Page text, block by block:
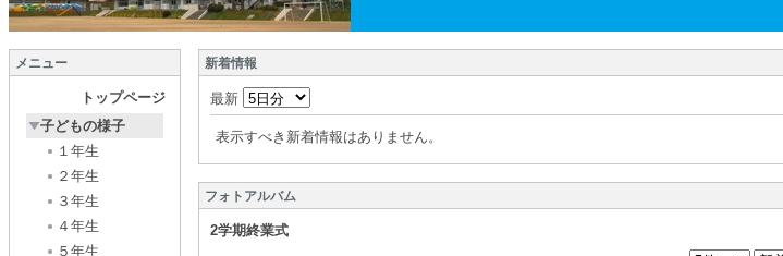
メニュー
トップページ
子どもの様子
１年生
２年生
３年生
４年生
５年生
新着情報
最新
表示すべき新着情報はありません。
フォトアルバム
2学期終業式